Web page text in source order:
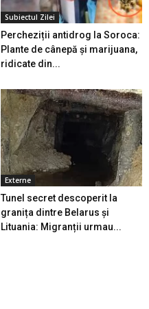
Subiectul Zilei
Percheziții antidrog la Soroca:
Plante de cânepă și marijuana,
ridicate din...
Externe
Tunel secret descoperit la
granița dintre Belarus și
Lituania: Migranții urmau...